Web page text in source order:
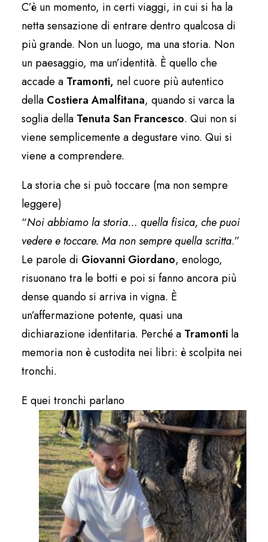
C’è un momento, in certi viaggi, in cui si ha la
netta sensazione di entrare dentro qualcosa di
più grande. Non un luogo, ma una storia. Non
un paesaggio, ma un’identità. È quello che
accade a Tramonti, nel cuore più autentico
della Costiera Amalfitana, quando si varca la
soglia della Tenuta San Francesco. Qui non si
viene semplicemente a degustare vino. Qui si
viene a comprendere.
La storia che si può toccare (ma non sempre
leggere)
“Noi abbiamo la storia… quella fisica, che puoi
vedere e toccare. Ma non sempre quellascritta.”
Le parole di Giovanni Giordano, enologo,
risuonano tra le botti e poi si fanno ancora più
dense quando si arriva in vigna. È
un’affermazione potente, quasi una
dichiarazione identitaria. Perché a Tramonti la
memoria non è custodita nei libri: è scolpita nei
tronchi.
E quei tronchi parlano